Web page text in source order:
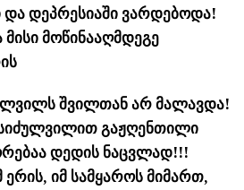
და დეპრესიაში ვარდებოდა!
მოწინააღმდეგე
შვილთან არ მალავდა!
გაჟღენთილი
დედის ნაცვლად!!!
ერის, იმ სამყაროს მიმართ,